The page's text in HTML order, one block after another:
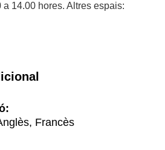
14.00 hores. Altres espais:
Francès